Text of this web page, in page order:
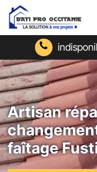
Artisan
faîtage